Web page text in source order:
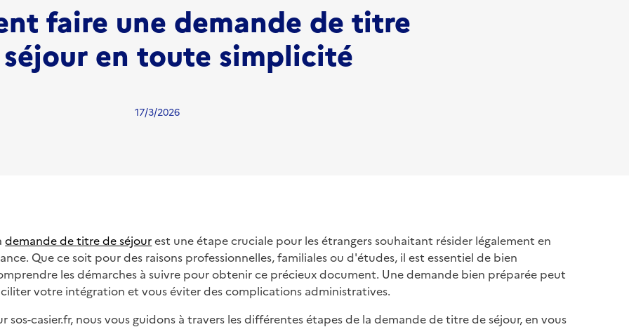
faire une demande de titre
en toute simplicité
17/3/2026
demande detitre de séjourest une étape cruciale pour les étrangers souhaitant résider légalement en
Que ce soit pour des raisons professionnelles, familiales ou d'études, il est essentiel de bien
les démarches à suivre pour obtenir ce précieux document. Une demande bien préparée peut
votre intégration et vous éviter des complications administratives.
sos-casier.fr, nous vous guidons à travers les différentes étapes de la demande de titre de séjour, en vous